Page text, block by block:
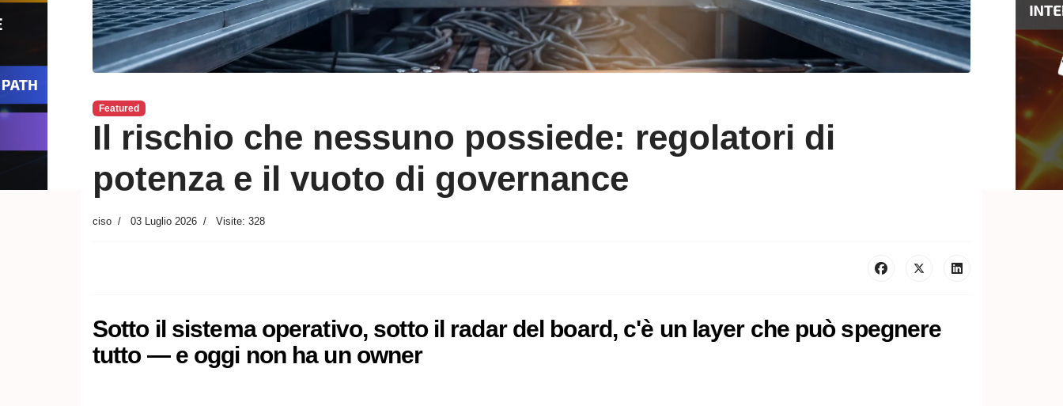
Featured
Il rischio che nessuno possiede: regolatori di
potenza e il vuoto di governance
ciso 03 Luglio 2026 Visite: 328
Sotto il sistema operativo, sotto il radar del board, c'è un layer che può spegnere
tutto — e oggi non ha un owner